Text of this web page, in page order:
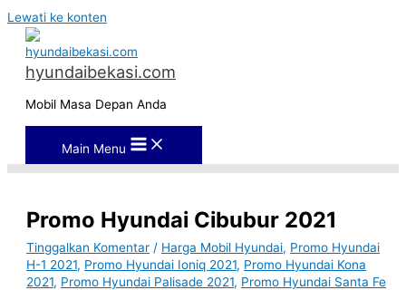
Lewati ke konten
hyundaibekasi.com
Mobil Masa Depan Anda
Main Menu
Promo Hyundai Cibubur 2021
Tinggalkan Komentar / Harga Mobil Hyundai, Promo Hyundai
H-1 2021, Promo Hyundai Ioniq 2021, Promo Hyundai Kona
2021, Promo Hyundai Palisade 2021, Promo Hyundai Santa Fe